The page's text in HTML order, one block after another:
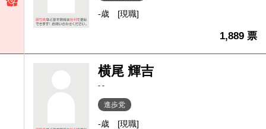
-歳 [現職]
1,889 票
横尾 輝吉
- -
進歩党
-歳 [現職]